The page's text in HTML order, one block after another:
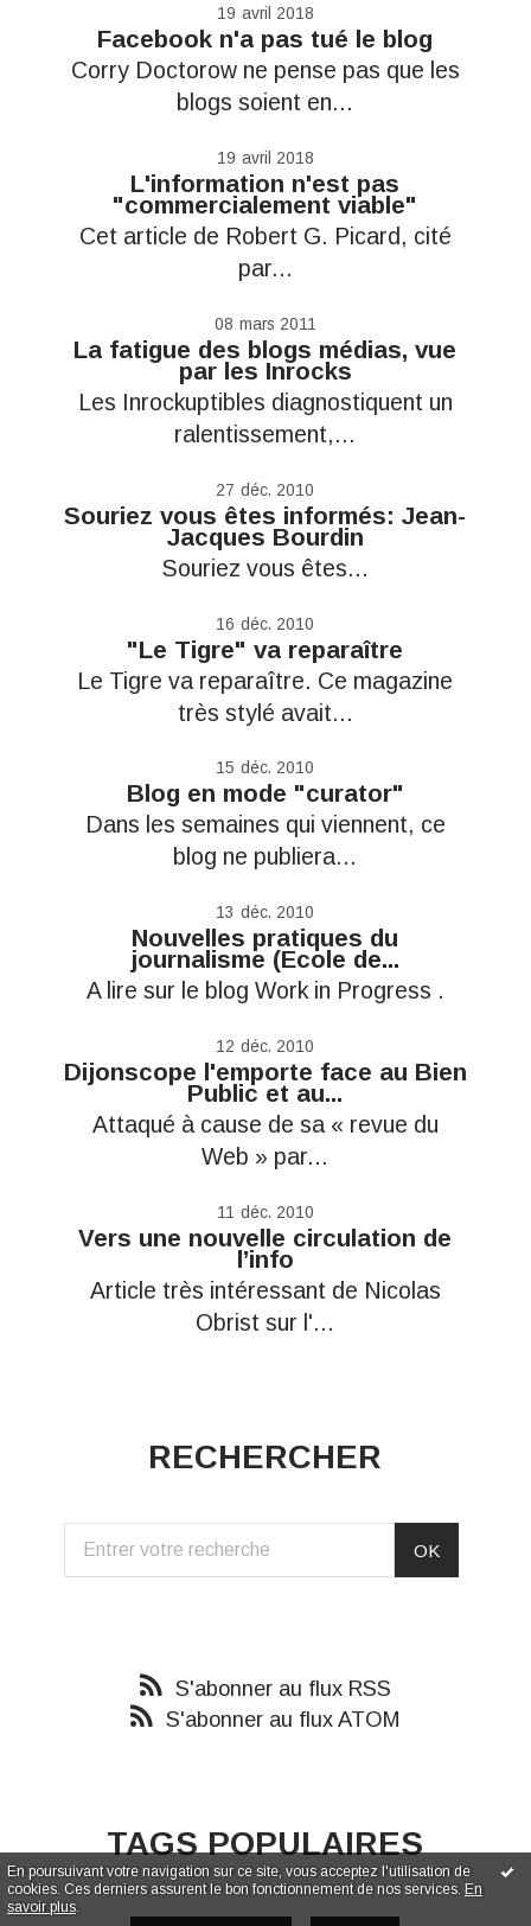
En poursuivant votre navigation sur ce site, vous acceptez l'utilisation de
cookies. Ces derniers assurent le bon fonctionnement de nos services. En
savoir plus.
19 avril 2018
Facebook n'a pas tué le blog
Corry Doctorow ne pense pas que les
blogs soient en...
19 avril 2018
L'information n'est pas
"commercialement viable"
Cet article de Robert G. Picard, cité
par...
08 mars 2011
La fatigue des blogs médias, vue
par les Inrocks
Les Inrockuptibles diagnostiquent un
ralentissement,...
27 déc. 2010
Souriez vous êtes informés: Jean-
Jacques Bourdin
Souriez vous êtes...
16 déc. 2010
"Le Tigre" va reparaître
Le Tigre va reparaître. Ce magazine
très stylé avait...
15 déc. 2010
Blog en mode "curator"
Dans les semaines qui viennent, ce
blog ne publiera...
13 déc. 2010
Nouvelles pratiques du
journalisme (Ecole de...
A lire sur le blog Work in Progress .
12 déc. 2010
Dijonscope l'emporte face au Bien
Public et au...
Attaqué à cause de sa « revue du
Web » par...
11 déc. 2010
Vers une nouvelle circulation de
l’info
Article très intéressant de Nicolas
Obrist sur l'...
RECHERCHER
S'abonner au flux RSS
S'abonner au flux ATOM
TAGS POPULAIRES